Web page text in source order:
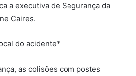
a executiva de Segurança da
Caires.
do acidente*
as colisões com postes